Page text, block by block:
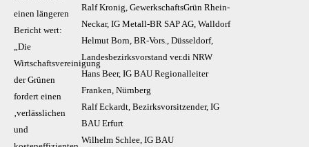
einen längeren
Bericht wert:
„Die
Wirtschaftsvereinigung
der Grünen
fordert einen
‚verlässlichen
und
Ralf Kronig, GewerkschaftsGrün Rhein-
Neckar, IG Metall-BR SAP AG, Walldorf
Helmut Born, BR-Vors., Düsseldorf,
Landesbezirksvorstand ver.di NRW
Hans Beer, IG BAU Regionalleiter
Franken, Nürnberg
Ralf Eckardt, Bezirksvorsitzender, IG
BAU Erfurt
Wilhelm Schlee, IG BAU